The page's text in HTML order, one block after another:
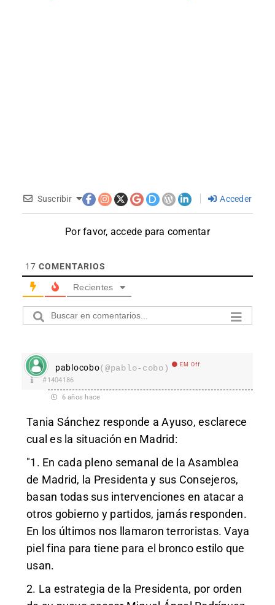
Suscribir Acceder
Por favor, accede para comentar
17 COMENTARIOS
Recientes
pablocobo(@pablo-cobo) EM Off
#1404186
6 años hace
Tania Sánchez responde a Ayuso, esclarece
cual es la situación en Madrid:
"1. En cada pleno semanal de la Asamblea
de Madrid, la Presidenta y sus Consejeros,
basan todas sus intervenciones en atacar a
otros gobierno y partidos, jamás responden.
En los últimos nos llamaron terroristas. Vaya
piel fina para tiene para el bronco estilo que
usan.
2. La estrategia de la Presidenta, por orden